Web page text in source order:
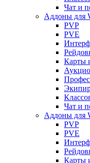
Чат и
Аддоны для
PVP
PVE
Карты
Чат и
Аддоны для
PVP
PVE
Карты